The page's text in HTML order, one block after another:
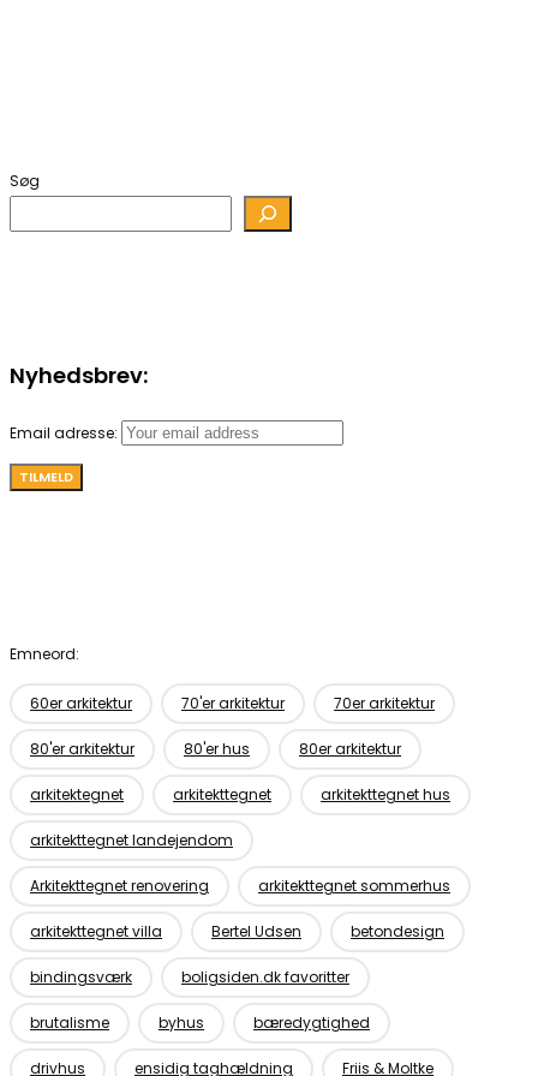
Søg
Nyhedsbrev:
Email adresse:
Emneord:
60er arkitektur 70'er arkitektur 70er arkitektur
80'er arkitektur 80'er hus 80er arkitektur
arkitektegnet arkitekttegnet arkitekttegnet hus
arkitekttegnet landejendom
Arkitekttegnet renovering arkitekttegnet sommerhus
arkitekttegnet villa Bertel Udsen betondesign
bindingsværk boligsiden.dk favoritter
brutalisme byhus bæredygtighed
drivhus ensidig taghældning Friis & Moltke